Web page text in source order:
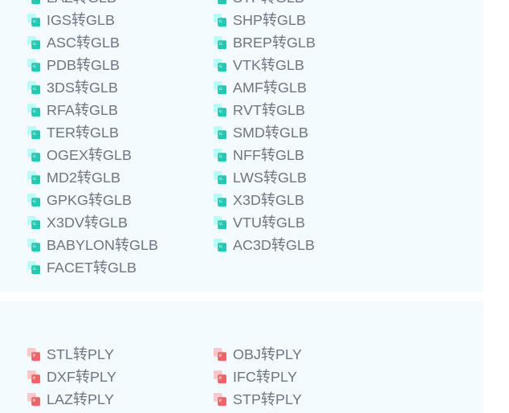
IGS转GLB
SHP转GLB
ASC转GLB
BREP转GLB
PDB转GLB
VTK转GLB
3DS转GLB
AMF转GLB
RFA转GLB
RVT转GLB
TER转GLB
SMD转GLB
OGEX转GLB
NFF转GLB
MD2转GLB
LWS转GLB
GPKG转GLB
X3D转GLB
X3DV转GLB
VTU转GLB
BABYLON转GLB
AC3D转GLB
FACET转GLB
STL转PLY
OBJ转PLY
DXF转PLY
IFC转PLY
LAZ转PLY
STP转PLY